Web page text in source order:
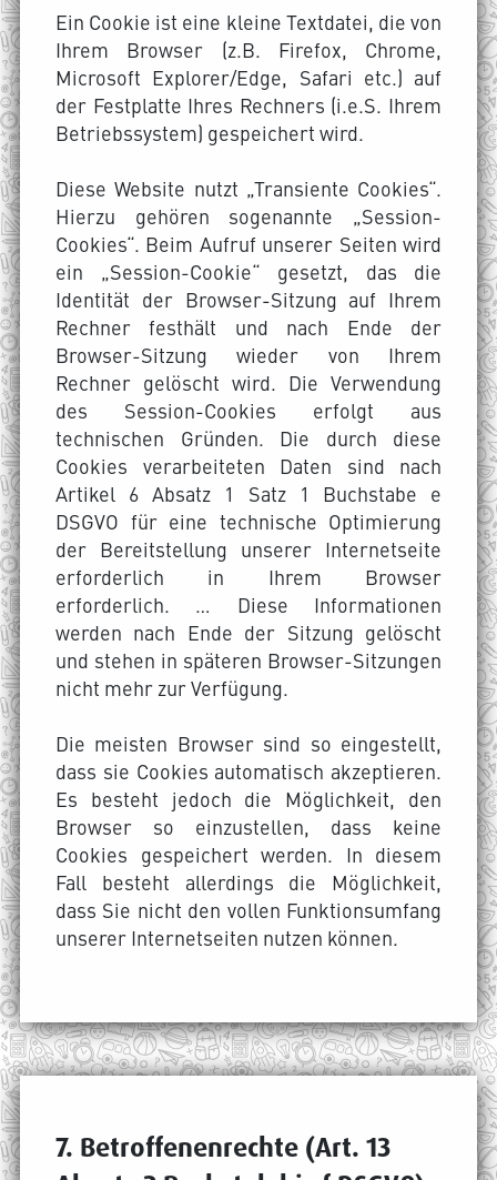
Ein Cookie ist eine kleine Textdatei, die von
Ihrem Browser (z.B. Firefox, Chrome,
Microsoft Explorer/Edge, Safari etc.) auf
der Festplatte Ihres Rechners (i.e.S. Ihrem
Betriebssystem) gespeichert wird.
Diese Website nutzt „Transiente Cookies“.
Hierzu gehören sogenannte „Session-
Cookies“. Beim Aufruf unserer Seiten wird
ein „Session-Cookie“ gesetzt, das die
Identität der Browser-Sitzung auf Ihrem
Rechner festhält und nach Ende der
Browser-Sitzung wieder von Ihrem
Rechner gelöscht wird. Die Verwendung
des Session-Cookies erfolgt aus
technischen Gründen. Die durch diese
Cookies verarbeiteten Daten sind nach
Artikel 6 Absatz 1 Satz 1 Buchstabe e
DSGVO für eine technische Optimierung
der Bereitstellung unserer Internetseite
erforderlich in Ihrem Browser
erforderlich. … Diese Informationen
werden nach Ende der Sitzung gelöscht
und stehen in späteren Browser-Sitzungen
nicht mehr zur Verfügung.
Die meisten Browser sind so eingestellt,
dass sie Cookies automatisch akzeptieren.
Es besteht jedoch die Möglichkeit, den
Browser so einzustellen, dass keine
Cookies gespeichert werden. In diesem
Fall besteht allerdings die Möglichkeit,
dass Sie nicht den vollen Funktionsumfang
unserer Internetseiten nutzen können.
7. Betroffenenrechte (Art. 13